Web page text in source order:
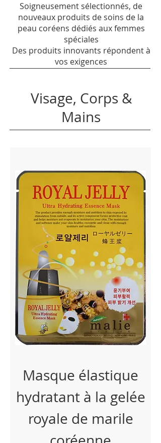
Soigneusement sélectionnés, de
nouveaux produits de soins de la
peau coréens dédiés aux femmes
spéciales
Des produits innovants répondent à
vos exigences
Visage, Corps &
Mains
Masque élastique
hydratant à la gelée
royale de marile